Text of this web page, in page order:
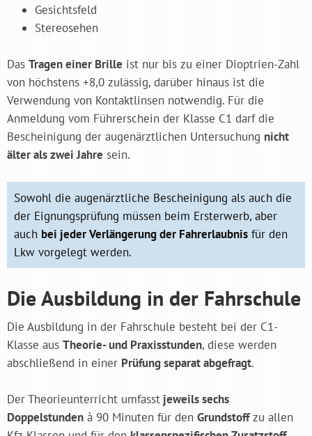
Gesichtsfeld
Stereosehen
Das Tragen einer Brille ist nur bis zu einer Dioptrien-Zahl
von höchstens +8,0 zulässig, darüber hinaus ist die
Verwendung von Kontaktlinsen notwendig. Für die
Anmeldung vom Führerschein der Klasse C1 darf die
Bescheinigung der augenärztlichen Untersuchung nicht
älter als zwei Jahre sein.
Sowohl die augenärztliche Bescheinigung als auch die
der Eignungsprüfung müssen beim Ersterwerb, aber
auch bei jeder Verlängerung der Fahrerlaubnis für den
Lkw vorgelegt werden.
Die Ausbildung in der Fahrschule
Die Ausbildung in der Fahrschule besteht bei der C1-
Klasse aus Theorie- und Praxisstunden, diese werden
abschließend in einer Prüfung separat abgefragt.
Der Theorieunterricht umfasst jeweils sechs
Doppelstunden à 90 Minuten für den Grundstoffzu allen